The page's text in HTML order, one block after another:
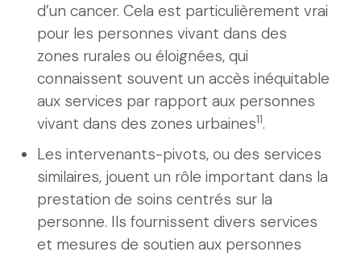
d’un cancer. Cela est particulièrement vrai
pour les personnes vivant dans des
zones rurales ou éloignées, qui
connaissent souvent un accès inéquitable
aux services par rapport aux personnes
vivant dans des zones urbaines11.
Les intervenants-pivots, ou des services
similaires, jouent un rôle important dans la
prestation de soins centrés sur la
personne. Ils fournissent divers services
et mesures de soutien aux personnes